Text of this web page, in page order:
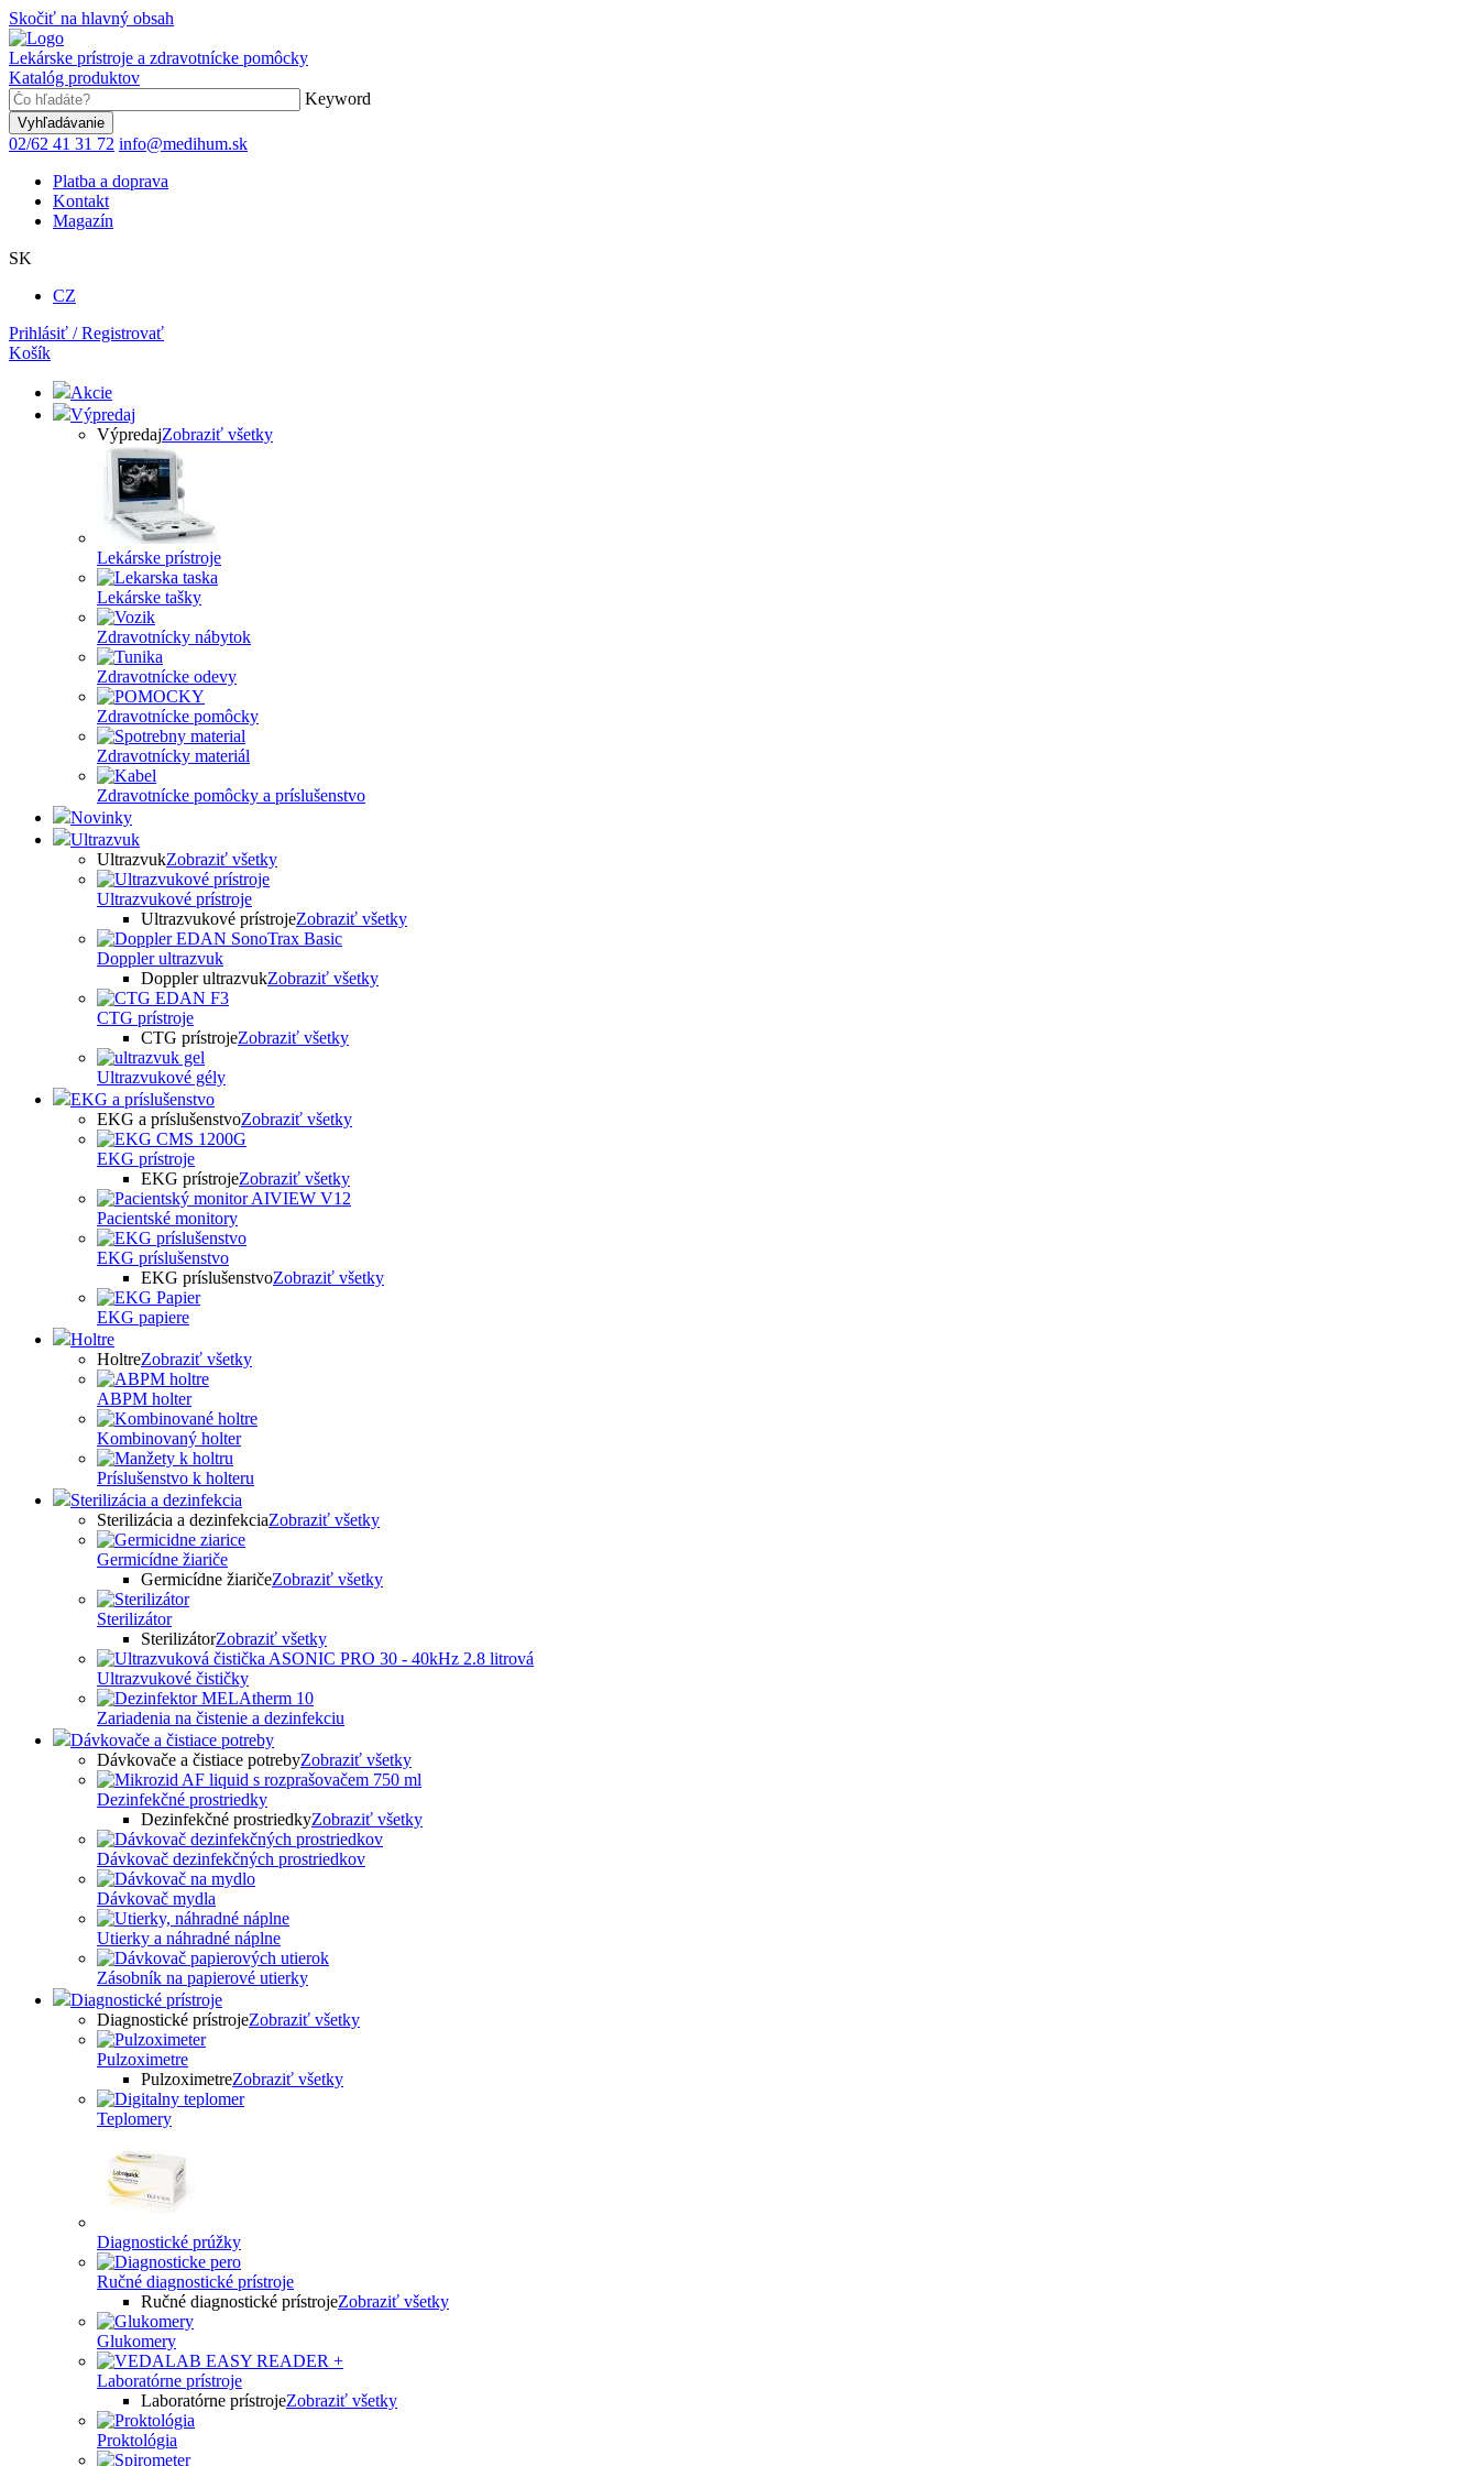
Skočiť na hlavný obsah
Lekárske prístroje a zdravotnícke pomôcky
Katalóg produktov
Keyword
02/62 41 31 72 info@medihum.sk
Platba a doprava
Kontakt
Magazín
SK
CZ
Prihlásiť / Registrovať
Košík
Akcie
Výpredaj
VýpredajZobraziť všetky
Lekárske prístroje
Lekárske tašky
Zdravotnícky nábytok
Zdravotnícke odevy
Zdravotnícke pomôcky
Zdravotnícky materiál
Zdravotnícke pomôcky a príslušenstvo
Novinky
Ultrazvuk
UltrazvukZobraziť všetky
Ultrazvukové prístroje
Ultrazvukové prístrojeZobraziť všetky
Doppler ultrazvuk
Doppler ultrazvukZobraziť všetky
CTG prístroje
CTG prístrojeZobraziť všetky
Ultrazvukové gély
EKG a príslušenstvo
EKG a príslušenstvoZobraziť všetky
EKG prístroje
EKG prístrojeZobraziť všetky
Pacientské monitory
EKG príslušenstvo
EKG príslušenstvoZobraziť všetky
EKG papiere
Holtre
HoltreZobraziť všetky
ABPM holter
Kombinovaný holter
Príslušenstvo k holteru
Sterilizácia a dezinfekcia
Sterilizácia a dezinfekciaZobraziť všetky
Germicídne žiariče
Germicídne žiaričeZobraziť všetky
Sterilizátor
SterilizátorZobraziť všetky
Ultrazvukové čističky
Zariadenia na čistenie a dezinfekciu
Dávkovače a čistiace potreby
Dávkovače a čistiace potrebyZobraziť všetky
Dezinfekčné prostriedky
Dezinfekčné prostriedkyZobraziť všetky
Dávkovač dezinfekčných prostriedkov
Dávkovač mydla
Utierky a náhradné náplne
Zásobník na papierové utierky
Diagnostické prístroje
Diagnostické prístrojeZobraziť všetky
Pulzoximetre
PulzoximetreZobraziť všetky
Teplomery
Diagnostické prúžky
Ručné diagnostické prístroje
Ručné diagnostické prístrojeZobraziť všetky
Glukomery
Laboratórne prístroje
Laboratórne prístrojeZobraziť všetky
Proktológia